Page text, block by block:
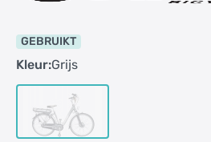
GEBRUIKT
Kleur:Grijs